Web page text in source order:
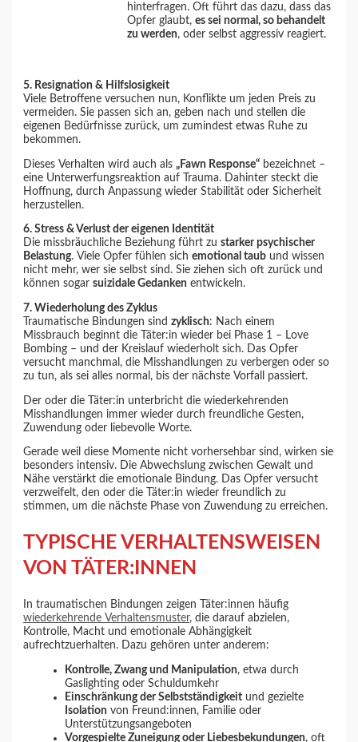
hinterfragen. Oft führt das dazu, dass das
Opfer glaubt, es sei normal, so behandelt
zu werden, oder selbst aggressiv reagiert.
5. Resignation & Hilfslosigkeit
Viele Betroffene versuchen nun, Konflikte um jeden Preis zu
vermeiden. Sie passen sich an, geben nach und stellen die
eigenen Bedürfnisse zurück, um zumindest etwas Ruhe zu
bekommen.
Dieses Verhalten wird auch als„Fawn Response“ bezeichnet –
eine Unterwerfungsreaktion auf Trauma. Dahinter steckt die
Hoffnung, durch Anpassung wieder Stabilität oder Sicherheit
herzustellen.
6. Stress & Verlust der eigenen Identität
Die missbräuchliche Beziehung führt zustarker psychischer
Belastung. Viele Opfer fühlen sichemotional taub und wissen
nicht mehr, wer sie selbst sind. Sie ziehen sich oft zurück und
können sogarsuizidale Gedanken entwickeln.
7. Wiederholung des Zyklus
Traumatische Bindungen sindzyklisch: Nach einem
Missbrauch beginnt die Täter:in wieder bei Phase 1 – Love
Bombing – und der Kreislauf wiederholt sich. Das Opfer
versucht manchmal, die Misshandlungen zu verbergen oder so
zu tun, als sei alles normal, bis der nächste Vorfall passiert.
Der oder die Täter:in unterbricht die wiederkehrenden
Misshandlungen immer wieder durch freundliche Gesten,
Zuwendung oder liebevolle Worte.
Gerade weil diese Momente nicht vorhersehbar sind, wirken sie
besonders intensiv. Die Abwechslung zwischen Gewalt und
Nähe verstärkt die emotionale Bindung. Das Opfer versucht
verzweifelt, den oder die Täter:in wieder freundlich zu
stimmen, um die nächste Phase von Zuwendung zu erreichen.
TYPISCHE VERHALTENSWEISEN
VON TÄTER:INNEN
In traumatischen Bindungen zeigen Täter:innen häufig
wiederkehrende Verhaltensmuster, die darauf abzielen,
Kontrolle, Macht und emotionale Abhängigkeit
aufrechtzuerhalten. Dazu gehören unter anderem:
Kontrolle, Zwang und Manipulation, etwa durch
Gaslighting oder Schuldumkehr
Einschränkung der Selbstständigkeit und gezielte
Isolation von Freund:innen, Familie oder
Unterstützungsangeboten
Vorgespielte Zuneigung oder Liebesbekundungen, oft